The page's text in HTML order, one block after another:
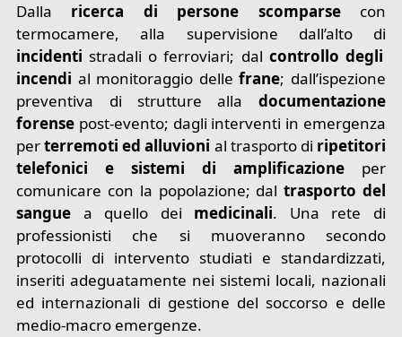
Dalla ricerca di persone scomparsecon
termocamere, alla supervisione dall’alto di
incidenti stradali o ferroviari; dal controllo degli
incendi al monitoraggio dellefrane; dall’ispezione
preventiva di strutture alla documentazione
forense post-evento; dagli interventi in emergenza
perterremoti ed alluvioni al trasporto di ripetitori
telefonici e sistemi di amplificazioneper
comunicare con la popolazione; daltrasporto del
sangue a quello dei medicinali. Una rete di
professionisti che si muoveranno secondo
protocolli di intervento studiati e standardizzati,
inseriti adeguatamente nei sistemi locali, nazionali
ed internazionali di gestione del soccorso e delle
medio-macro emergenze.